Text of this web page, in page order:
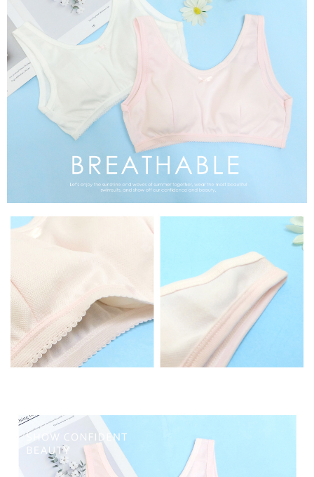
宅配/離島不配送
每筆NT$80，滿NT$890(含以上)免運費
黑貓貨到付款
每筆NT$120
國家/地區配送 查看運費